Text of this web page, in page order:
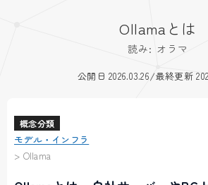
Ollamaとは
読み: オラマ
公開日 2026.03.26/最終更新
概念分類
モデル・インフラ
> Ollama